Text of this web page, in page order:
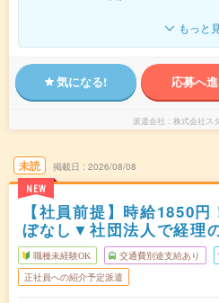
もっと
気になる! 応募へ
派遣会社 株式会社ス
未読
NEW
掲載日 2026/08/08
【社員前提】時給1850
ぼなし▼社団法人で経理
職種未経験OK 交通費別途支給あり
正社員への紹介予定派遣